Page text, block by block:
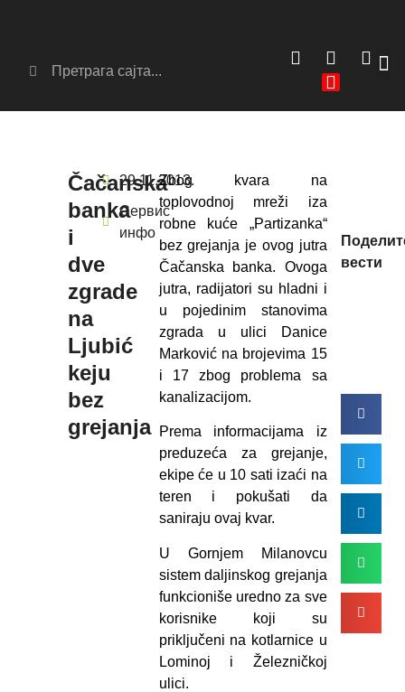
Čačanska
banka
i
dve
zgrade
na
Ljubić
keju
bez
grejanja
29.11.2013.
Сервис
инфо
Zbog kvara na
toplovodnoj mreži iza
robne kuće „Partizanka“
bez grejanja je ovog jutra
Čačanska banka. Ovoga
jutra, radijatori su hladni i
u pojedinim stanovima
zgrada u ulici Danice
Marković na brojevima 15
i 17 zbog problema sa
kanalizacijom.
Prema informacijama iz
preduzeća za grejanje,
ekipe će u 10 sati izaći na
teren i pokušati da
saniraju ovaj kvar.
U Gornjem Milanovcu
sistem daljinskog grejanja
funkcioniše uredno za sve
korisnike koji su
priključeni na kotlarnice u
Lominoj i Železničkoj
ulici.
вести